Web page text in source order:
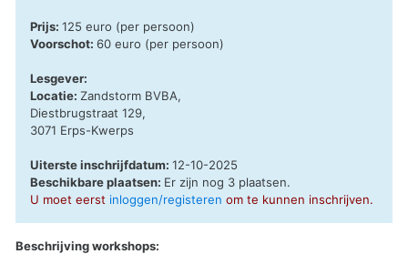
Prijs:125 euro (per persoon)
Voorschot:60 euro (per persoon)
Lesgever:
Locatie: Zandstorm BVBA,
Diestbrugstraat 129,
3071 Erps-Kwerps
Uiterste inschrijfdatum:12-10-2025
Beschikbare plaatsen: Er zijn nog 3 plaatsen.
U moet eerst inloggen/registeren om te kunnen inschrijven.
Beschrijving workshops: